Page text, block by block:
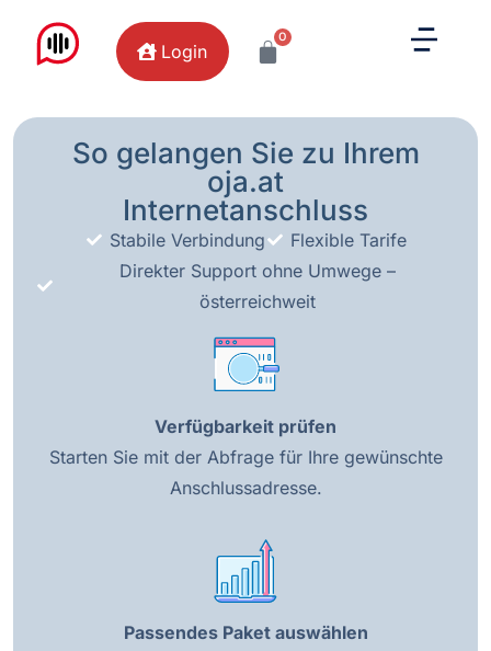
Login
0
So gelangen Sie zu Ihrem
oja.at
Internetanschluss
Stabile Verbindung
Flexible Tarife
Direkter Support ohne Umwege –
österreichweit
Verfügbarkeit prüfen
Starten Sie mit der Abfrage für Ihre gewünschte
Anschlussadresse.
Passendes Paket auswählen